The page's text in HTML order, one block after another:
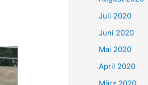
Juli 2020
Juni 2020
Mai 2020
April 2020